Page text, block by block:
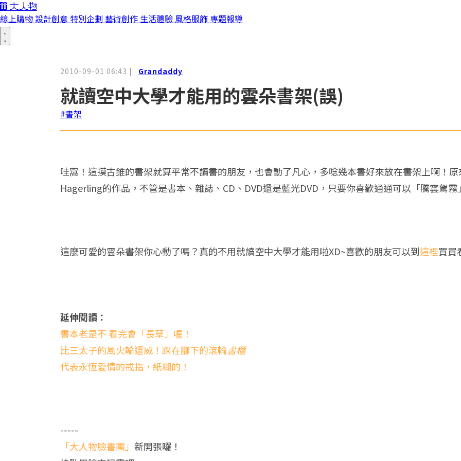
線上購物 設計創意 特別企劃 藝術創作 生活體驗 風格服飾 專題報導
2010-09-01 06:43 | Grandaddy
就讀空中大學才能用的雲朵書架(誤)
#書架
哇窩！這摸古錐的書架就算平常不讀書的朋友，也會動了凡心，多唸幾本書好來放在書架上啊！
Hagerling的作品，不管是書本、雜誌、CD、DVD還是藍光DVD，只要你喜歡通通可以「騰雲駕霧
這麼可愛的雲朵書架你心動了嗎？真的不用就讀空中大學才能用啦XD~喜歡的朋友可以到這裡買買
延伸閱讀：
書本老是不 看完會「長草」喔！
比三太子的風火輪還威！踩在腳下的滾輪書櫃
代表永恆愛情的戒指，紙糊的！
-----
「大人物臉書團」 新開張囉！